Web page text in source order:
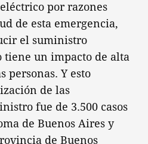
por razones
de esta emergencia,
el suministro
tiene un impacto de alta
personas. Y esto
de las
fue de 3.500 casos
de Buenos Aires y
de Buenos